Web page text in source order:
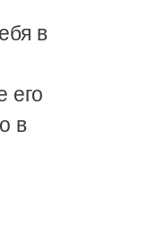
в
его
в